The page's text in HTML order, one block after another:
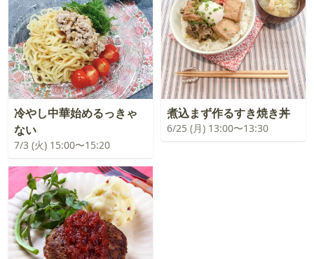
冷やし中華始めるっきゃ
ない
7/3 (火) 15:00〜15:20
煮込まず作るすき焼き丼
6/25 (月) 13:00〜13:30